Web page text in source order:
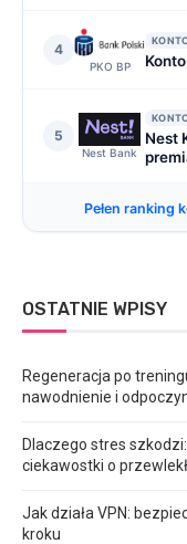
4
PKO BP
5
Nest Bank
Nest
Pełen ranking
OSTATNIE WPISY
Regeneracja po
nawodnienie i
Dlaczego stres
ciekawostki o
Jak działa VPN:
kroku